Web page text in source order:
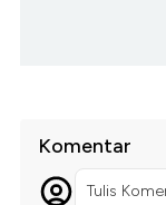
Komentar
Tulis